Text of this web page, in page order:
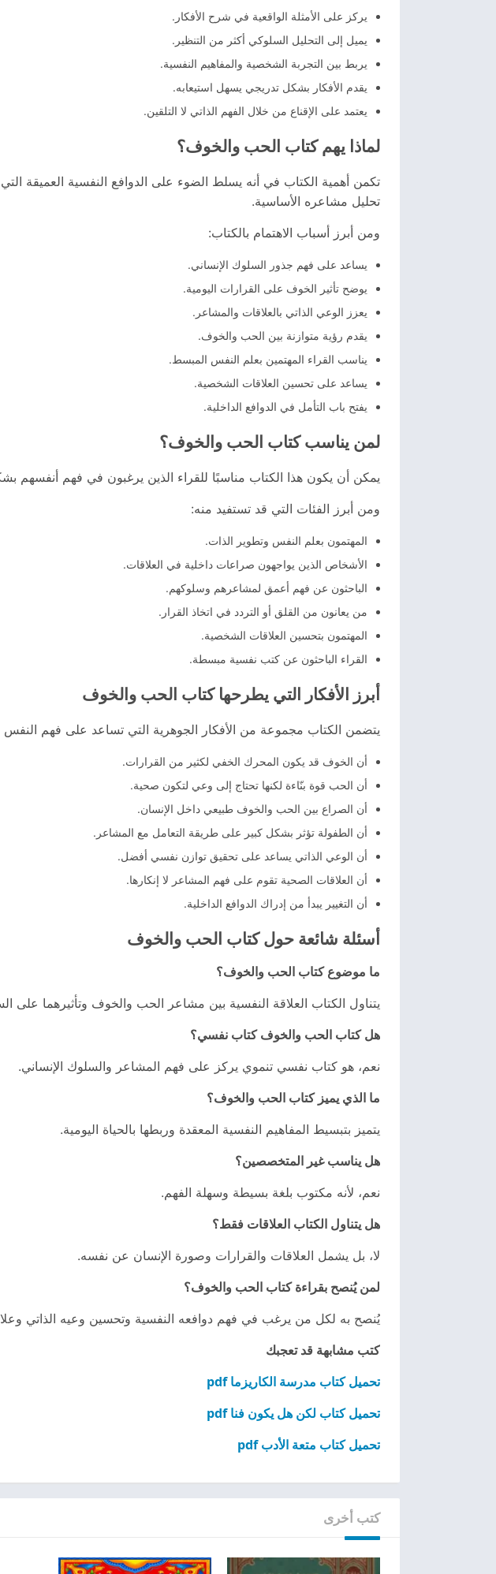
يركز على الأمثلة الواقعية في شرح الأفكار.
يميل إلى التحليل السلوكي أكثر من التنظير.
يربط بين التجربة الشخصية والمفاهيم النفسية.
يقدم الأفكار بشكل تدريجي يسهل استيعابه.
يعتمد على الإقناع من خلال الفهم الذاتي لا التلقين.
لماذا يهم كتاب الحب والخوف؟
تكمن أهمية الكتاب في أنه يسلط الضوء على الدوافع النفسية
تحليل مشاعره الأساسية.
ومن أبرز أسباب الاهتمام بالكتاب:
يساعد على فهم جذور السلوك الإنساني.
يوضح تأثير الخوف على القرارات اليومية.
يعزز الوعي الذاتي بالعلاقات والمشاعر.
يقدم رؤية متوازنة بين الحب والخوف.
يناسب القراء المهتمين بعلم النفس المبسط.
يساعد على تحسين العلاقات الشخصية.
يفتح باب التأمل في الدوافع الداخلية.
لمن يناسب كتاب الحب والخوف؟
يمكن أن يكون هذا الكتاب مناسبًا للقراء الذين يرغبون في فهم أنفسهم
ومن أبرز الفئات التي قد تستفيد منه:
المهتمون بعلم النفس وتطوير الذات.
الأشخاص الذين يواجهون صراعات داخلية في العلاقات.
الباحثون عن فهم أعمق لمشاعرهم وسلوكهم.
من يعانون من القلق أو التردد في اتخاذ القرار.
المهتمون بتحسين العلاقات الشخصية.
القراء الباحثون عن كتب نفسية مبسطة.
أبرز الأفكار التي يطرحها كتاب الحب والخوف
يتضمن الكتاب مجموعة من الأفكار الجوهرية التي تساعد على فهم النفس
أن الخوف قد يكون المحرك الخفي لكثير من القرارات.
أن الحب قوة بنّاءة لكنها تحتاج إلى وعي لتكون صحية.
أن الصراع بين الحب والخوف طبيعي داخل الإنسان.
أن الطفولة تؤثر بشكل كبير على طريقة التعامل مع المشاعر.
أن الوعي الذاتي يساعد على تحقيق توازن نفسي أفضل.
أن العلاقات الصحية تقوم على فهم المشاعر لا إنكارها.
أن التغيير يبدأ من إدراك الدوافع الداخلية.
أسئلة شائعة حول كتاب الحب والخوف
ما موضوع كتاب الحب والخوف؟
يتناول الكتاب العلاقة النفسية بين مشاعر الحب والخوف وتأثيرهما على
هل كتاب الحب والخوف كتاب نفسي؟
نعم، هو كتاب نفسي تنموي يركز على فهم المشاعر والسلوك الإنساني.
ما الذي يميز كتاب الحب والخوف؟
يتميز بتبسيط المفاهيم النفسية المعقدة وربطها بالحياة اليومية.
هل يناسب غير المتخصصين؟
نعم، لأنه مكتوب بلغة بسيطة وسهلة الفهم.
هل يتناول الكتاب العلاقات فقط؟
لا، بل يشمل العلاقات والقرارات وصورة الإنسان عن نفسه.
لمن يُنصح بقراءة كتاب الحب والخوف؟
يُنصح به لكل من يرغب في فهم دوافعه النفسية وتحسين وعيه الذاتي
كتب مشابهة قد تعجبك
تحميل كتاب مدرسة الكاريزما pdf
تحميل كتاب لكن هل يكون فنا pdf
تحميل كتاب متعة الأدب pdf
كتب أخرى